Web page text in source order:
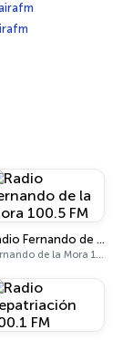
Radio Fernando de la Mora 100.5 FM
Fernando de la Mora 100.5 FM